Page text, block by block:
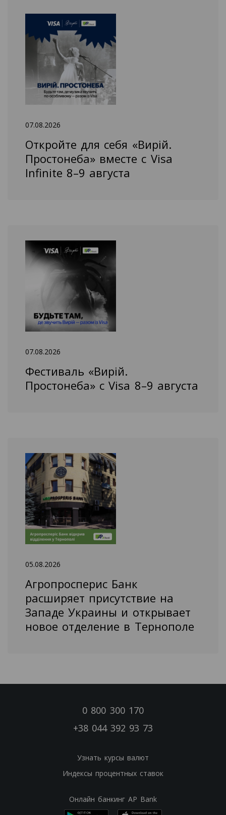
07.08.2026
Откройте для себя «Вирій.
Простонеба» вместе с Visa
Infinite 8–9 августа
07.08.2026
Фестиваль «Вирій.
Простонеба» с Visa 8–9 августа
05.08.2026
Агропросперис Банк
расширяет присутствие на
Западе Украины и открывает
новое отделение в Тернополе
0 800 300 170
+38 044 392 93 73
Узнать курсы валют
Индексы процентных ставок
Онлайн банкинг AP Bank